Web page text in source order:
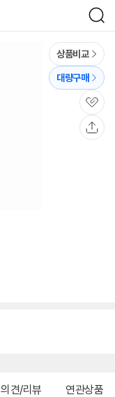
검
색
상품비교
대량구매
관
심
의견/리뷰 연관상품